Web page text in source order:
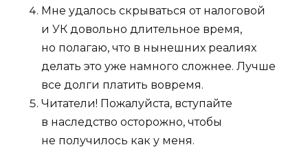
Мне удалось скрываться от налоговой
и УК довольно длительное время,
но полагаю, что в нынешних реалиях
делать это уже намного сложнее. Лучше
все долги платить вовремя.
Читатели! Пожалуйста, вступайте
в наследство осторожно, чтобы
не получилось как у меня.